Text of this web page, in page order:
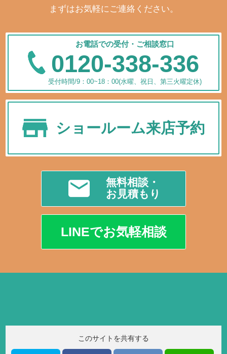
まずはお気軽にご連絡ください。
お電話での受付・ご相談窓口
0120-338-336
受付時間/9：00~18：00(水曜、祝日、第三火曜定休)
ショールーム来店予約
無料相談・
お見積もり
LINEでお気軽相談
このサイトを共有する